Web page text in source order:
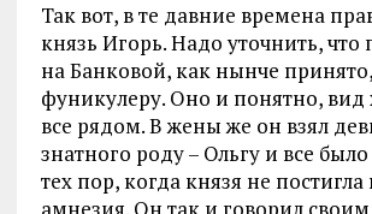
Так вот, в те давние времена
князь Игорь. Надо уточнить, что
на Банковой, как нынче
фуникулеру. Оно и понятно,
все рядом. В жены же он взял
знатного роду – Ольгу и все
тех пор, когда князя не